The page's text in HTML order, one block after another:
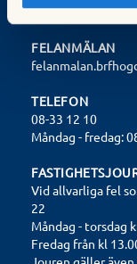
FELANMÄLAN
TELEFON
08-33 12 10
Måndag - fredag:
Vid allvarliga fel
22
Måndag - torsdag
Fredag från kl